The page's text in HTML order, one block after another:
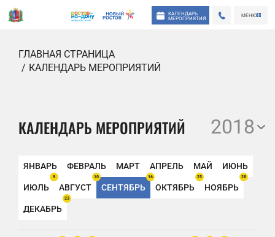
КАЛЕНДАРЬ
МЕРОПРИЯТИЙ
МЕНЮ
ГЛАВНАЯ СТРАНИЦА
КАЛЕНДАРЬ МЕРОПРИЯТИЙ
КАЛЕНДАРЬ МЕРОПРИЯТИЙ 2018
ЯНВАРЬ ФЕВРАЛЬ МАРТ АПРЕЛЬ МАЙ ИЮНЬ
ИЮЛЬ
9
АВГУСТ
10
СЕНТЯБРЬ
16
ОКТЯБРЬ
25
НОЯБРЬ
28
ДЕКАБРЬ
23